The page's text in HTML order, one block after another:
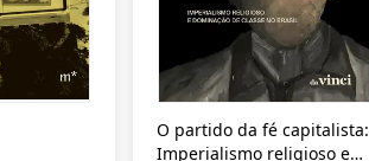
O partido da fé capitalista:
Imperialismo religioso e